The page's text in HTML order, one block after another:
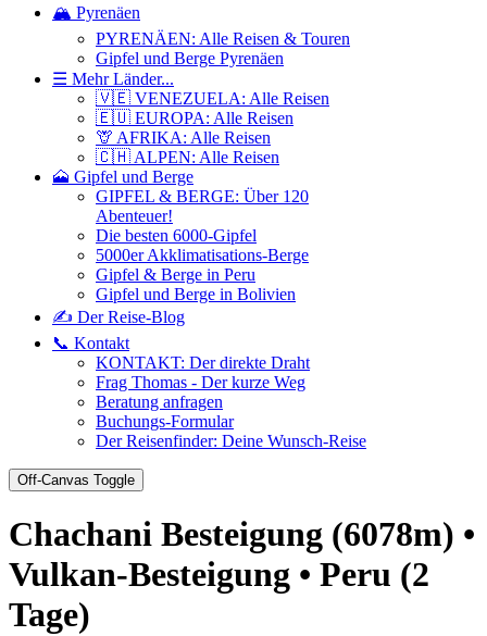
🏔️ Pyrenäen
PYRENÄEN: Alle Reisen & Touren
Gipfel und Berge Pyrenäen
☰ Mehr Länder...
🇻🇪 VENEZUELA: Alle Reisen
🇪🇺 EUROPA: Alle Reisen
🦒 AFRIKA: Alle Reisen
🇨🇭 ALPEN: Alle Reisen
🗻 Gipfel und Berge
GIPFEL & BERGE: Über 120
Abenteuer!
Die besten 6000-Gipfel
5000er Akklimatisations-Berge
Gipfel & Berge in Peru
Gipfel und Berge in Bolivien
✍️ Der Reise-Blog
📞 Kontakt
KONTAKT: Der direkte Draht
Frag Thomas - Der kurze Weg
Beratung anfragen
Buchungs-Formular
Der Reisenfinder: Deine Wunsch-Reise
Off-Canvas Toggle
Chachani Besteigung (6078m) •
Vulkan-Besteigung • Peru (2
Tage)